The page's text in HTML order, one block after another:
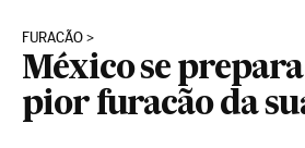
FURACÃO
México se
pior furacão da